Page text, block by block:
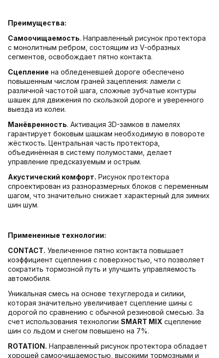
Преимущества:
Самоочищаемость. Направленный рисунок протектора
с монолитным ребром, состоящим из V-образных
сегментов, освобождает пятно контакта.
Сцепление на обледеневшей дороге обеспечено
повышенным числом граней зацепления: ламели с
различной частотой шага, сложные зубчатые контуры
шашек для движения по скользкой дороге и уверенного
выезда из колеи.
Манёвренность. Активация 3D-замков в ламелях
гарантирует боковым шашкам необходимую в повороте
жёсткость. Центральная часть протектора,
объединённая в систему полумостами, делает
управление предсказуемым и острым.
Акустический комфорт. Рисунок протектора
спроектирован из разноразмерных блоков с переменным
шагом, что значительно снижает характерный для зимних
шин шум.
Примененные технологии:
CONTACT. Увеличенное пятно контакта повышает
коэффициент сцепления с поверхностью, что позволяет
сократить тормозной путь и улучшить управляемость
автомобиля.
Уникальная смесь на основе техуглерода и силики,
которая значительно увеличивает сцепление шины с
дорогой по сравнению с обычной резиновой смесью. За
счет использования технологии SMART MIX сцепление
шин со льдом и снегом повышено на 7%.
ROTATION. Направленный рисунок протектора обладает
хорошей самоочищаемостью, высокими тормозными и